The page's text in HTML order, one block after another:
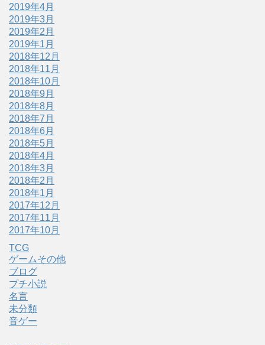
2019年4月
2019年3月
2019年2月
2019年1月
2018年12月
2018年11月
2018年10月
2018年9月
2018年8月
2018年7月
2018年6月
2018年5月
2018年4月
2018年3月
2018年2月
2018年1月
2017年12月
2017年11月
2017年10月
TCG
ゲームその他
ブログ
プチ小説
名言
未分類
音ゲー